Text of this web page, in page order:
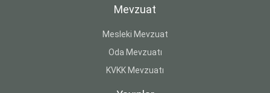
Mevzuat
Mesleki Mevzuat
Oda Mevzuatı
KVKK Mevzuatı